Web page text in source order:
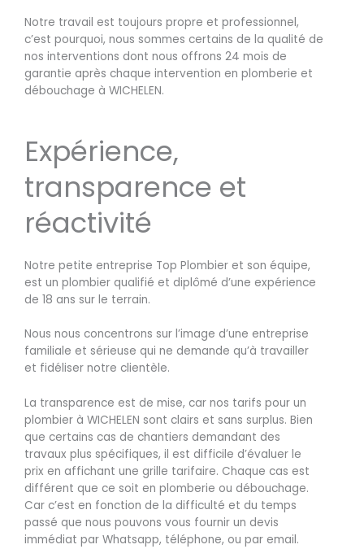
Notre travail est toujours propre et professionnel,
c’est pourquoi, nous sommes certains de la qualité de
nos interventions dont nous offrons 24 mois de
garantie après chaque intervention en plomberie et
débouchage à WICHELEN.
Expérience,
transparence et
réactivité
Notre petite entreprise Top Plombier et son équipe,
est un plombier qualifié et diplômé d’une expérience
de 18 ans sur le terrain.
Nous nous concentrons sur l’image d’une entreprise
familiale et sérieuse qui ne demande qu’à travailler
et fidéliser notre clientèle.
La transparence est de mise, car nos tarifs pour un
plombier à WICHELEN sont clairs et sans surplus. Bien
que certains cas de chantiers demandant des
travaux plus spécifiques, il est difficile d’évaluer le
prix en affichant une grille tarifaire. Chaque cas est
différent que ce soit en plomberie ou débouchage.
Car c’est en fonction de la difficulté et du temps
passé que nous pouvons vous fournir un devis
immédiat par Whatsapp, téléphone, ou par email.